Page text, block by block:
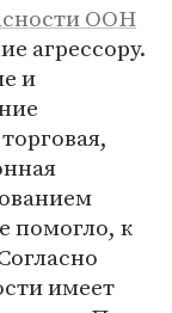
ООН
агрессору.
и
помогло, к
имеет